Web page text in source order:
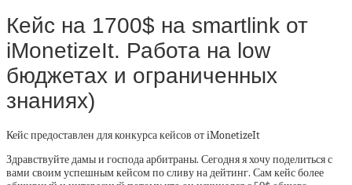
Кейс на 1700$ на smartlink от
iMonetizeIt. Работа на low
бюджетах и ограниченных
знаниях)
Кейс предоставлен для конкурса кейсов от iMonetizeIt
Здравствуйте дамы и господа арбитраны. Сегодня я хочу поделиться с
вами своим успешным кейсом по сливу на дейтинг. Сам кейс более